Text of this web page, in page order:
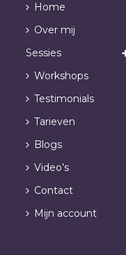
Home
Over mij
Sessies
Workshops
Testimonials
Tarieven
Blogs
Video’s
Contact
Mijn account